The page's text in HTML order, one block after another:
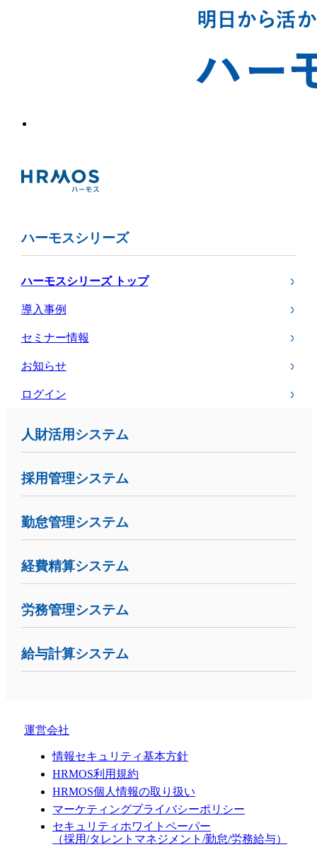
ハーモスシリーズ
ハーモスシリーズ トップ
導入事例
セミナー情報
お知らせ
ログイン
人財活用システム
採用管理システム
勤怠管理システム
経費精算システム
労務管理システム
給与計算システム
運営会社
情報セキュリティ基本方針
HRMOS利用規約
HRMOS個人情報の取り扱い
マーケティングプライバシーポリシー
セキュリティホワイトペーパー
（採用/タレントマネジメント/勤怠/労務給与）